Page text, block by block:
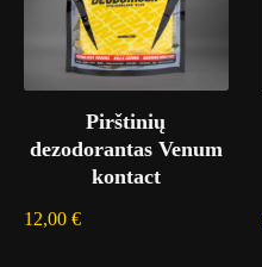
Pirštinių
dezodorantas Venum
kontact
12,00 €